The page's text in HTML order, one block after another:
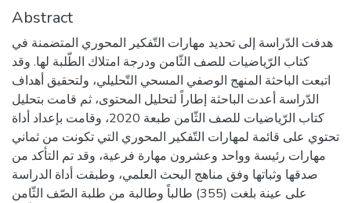
Abstract
هدفت الدّراسة إلى تحديد مهارات التّفكير المحوري المتضمنة في
كتاب الرّياضيات للصف الثّامن ودرجة امتلاك الطّلبة لها. وقد
اتبعت الباحثة المنهج الوصفي المسحي التّحليلي، ولتحقيق أهداف
الدّراسة أعدت الباحثة إطاراً لتحليل المحتوى، ثم قامت بتحليل
كتاب الرّياضيات للصف الثّامن طبعة 2020، وقامت بإعداد أداة
تحتوي على قائمة لمهارات التّفكير المحوري التي تكونت من ثماني
مهارات رئيسة وواحد وعشرون مهارة فرعية، وقد تم التأكد من
صدقها وثباتها وفق مناهج البحث العلمي، وطبقت أداة الدراسة
على عينة بلغت (355) طالباً وطالبة من طلبة الصّف الثّامن